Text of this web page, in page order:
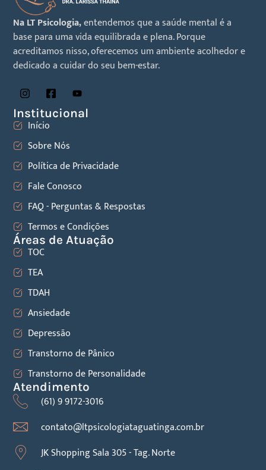
Na LT Psicologia,entendemos que a saúde mental é a
base para uma vida equilibrada e plena. Porque
acreditamos nisso, oferecemos um ambiente acolhedor e
dedicado a cuidar do seu bem-estar.
Institucional
Início
Sobre Nós
Política de Privacidade
Fale Conosco
FAQ - Perguntas & Respostas
Termos e Condições
Áreas de Atuação
TOC
TEA
TDAH
Ansiedade
Depressão
Transtorno de Pânico
Transtorno de Personalidade
Atendimento
(61) 9 9172-3016
contato@ltpsicologiataguatinga.com.br
JK Shopping Sala 305 - Tag. Norte